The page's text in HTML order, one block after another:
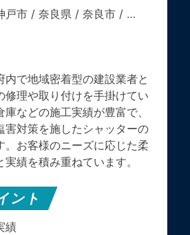
戸市 / 奈良県 / 奈良市 / …
内で地域密着型の建設業者と
修理や取り付けを手掛けてい
などの施工実績が豊富で、
害対策を施したシャッターの
。お客様のニーズに応じた柔
績を積み重ねています。
ント
績